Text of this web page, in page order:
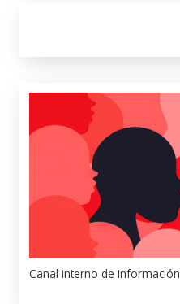
Canal interno de información